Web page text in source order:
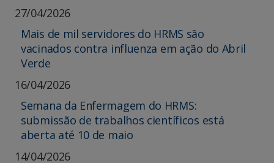
27/04/2026
Mais de mil servidores do HRMS são
vacinados contra influenza em ação do Abril
Verde
16/04/2026
Semana da Enfermagem do HRMS:
submissão de trabalhos científicos está
aberta até 10 de maio
14/04/2026